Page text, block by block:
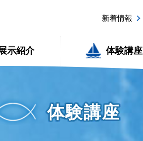
新着情報
示紹介 体験講座
体験講座